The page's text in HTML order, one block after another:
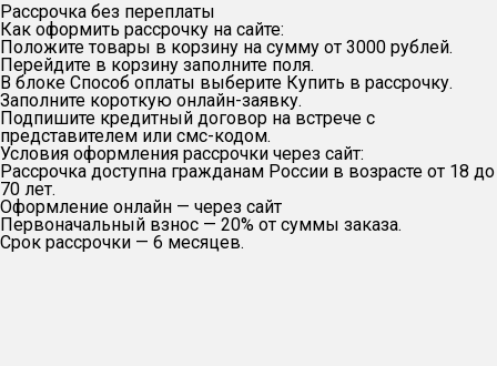
Рассрочка без переплаты
Как оформить рассрочку на сайте:
Положите товары в корзину на сумму от 3000 рублей.
Перейдите в корзину заполните поля.
В блоке Способ оплаты выберите Купить в рассрочку.
Заполните короткую онлайн-заявку.
Подпишите кредитный договор на встрече с
представителем или смс-кодом.
Условия оформления рассрочки через сайт:
Рассрочка доступна гражданам России в возрасте от 18 до
70 лет.
Оформление онлайн — через сайт
Первоначальный взнос — 20% от суммы заказа.
Срок рассрочки — 6 месяцев.